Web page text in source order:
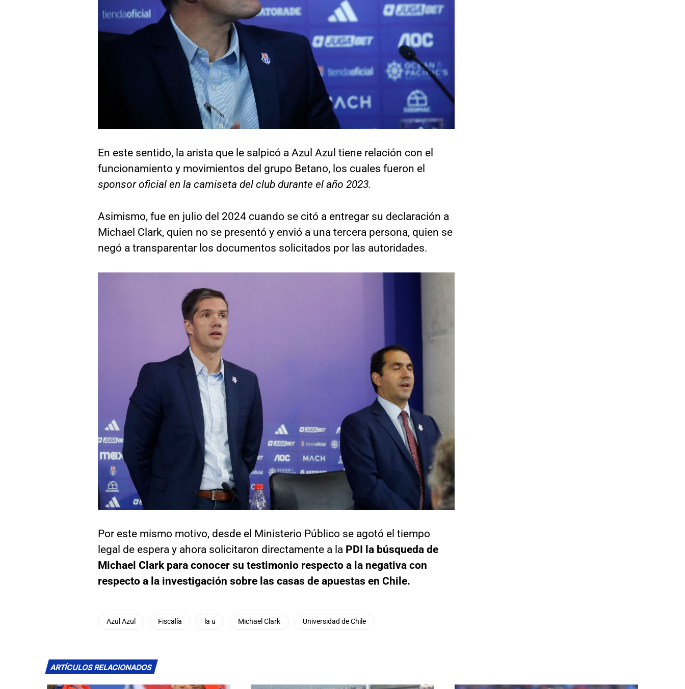
En este sentido, la arista que le salpicó a Azul Azul tiene relación con el
funcionamiento y movimientos del grupo Betano, los cuales fueron el
sponsor oficial en la camiseta del club durante el año 2023.
Asimismo, fue en julio del 2024 cuando se citó a entregar su declaración a
Michael Clark, quien no se presentó y envió a una tercera persona, quien se
negó a transparentar los documentos solicitados por las autoridades.
Por este mismo motivo, desde el Ministerio Público se agotó el tiempo
legal de espera y ahora solicitaron directamente a la PDI la búsqueda de
Michael Clark para conocer su testimonio respecto a la negativa con
respecto a la investigación sobre las casas de apuestas en Chile.
Azul Azul Fiscalía la u Michael Clark Universidad de Chile
ARTÍCULOS RELACIONADOS